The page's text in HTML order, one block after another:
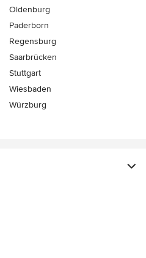
Oldenburg
Paderborn
Regensburg
Saarbrücken
Stuttgart
Wiesbaden
Würzburg